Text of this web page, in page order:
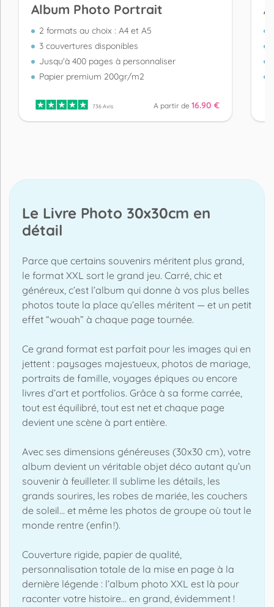
Album Photo Portrait
2 formats au choix : A4 et A5
3 couvertures disponibles
Jusqu'à 400 pages à personnaliser
Papier premium 200gr/m2
736 Avis A partir de 16.90 €
Le Livre Photo 30x30cm en
détail
Parce que certains souvenirs méritent plus grand,
le format XXL sort le grand jeu. Carré, chic et
généreux, c’est l’album qui donne à vos plus belles
photos toute la place qu’elles méritent — et un petit
effet “wouah” à chaque page tournée.
Ce grand format est parfait pour les images qui en
jettent : paysages majestueux, photos de mariage,
portraits de famille, voyages épiques ou encore
livres d’art et portfolios. Grâce à sa forme carrée,
tout est équilibré, tout est net et chaque page
devient une scène à part entière.
Avec ses dimensions généreuses (30x30 cm), votre
album devient un véritable objet déco autant qu’un
souvenir à feuilleter. Il sublime les détails, les
grands sourires, les robes de mariée, les couchers
de soleil… et même les photos de groupe où tout le
monde rentre (enfin !).
Couverture rigide, papier de qualité,
personnalisation totale de la mise en page à la
dernière légende : l’album photo XXL est là pour
raconter votre histoire… en grand, évidemment !